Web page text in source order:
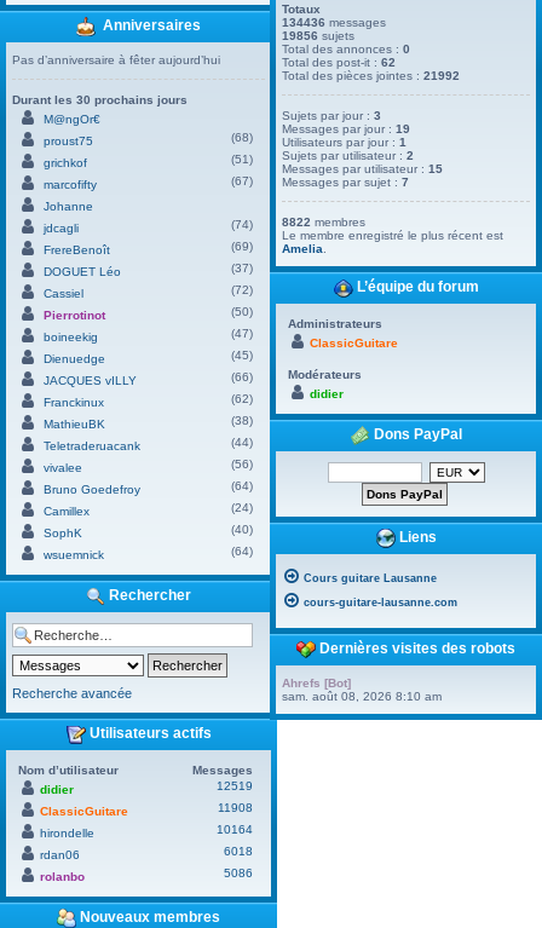
Anniversaires
Pas d’anniversaire à fêter aujourd’hui
Durant les 30 prochains jours
M@ngOr€
proust75
(68)
grichkof
(51)
marcofifty
(67)
Johanne
jdcagli
(74)
FrereBenoît
(69)
DOGUET Léo
(37)
Cassiel
(72)
Pierrotinot
(50)
boineekig
(47)
Dienuedge
(45)
JACQUES vILLY
(66)
Franckinux
(62)
MathieuBK
(38)
Teletraderuacank
(44)
vivalee
(56)
Bruno Goedefroy
(64)
Camillex
(24)
SophK
(40)
wsuemnick
(64)
Rechercher
Recherche avancée
Utilisateurs actifs
Nom d’utilisateur
Messages
didier
12519
ClassicGuitare
11908
hirondelle
10164
rdan06
6018
rolanbo
5086
Nouveaux membres
Totaux
134436 messages
19856 sujets
Total des annonces :0
Total des post-it :62
Total des pièces jointes :21992
Sujets par jour :3
Messages par jour :19
Utilisateurs par jour :1
Sujets par utilisateur :2
Messages par utilisateur :15
Messages par sujet :7
8822 membres
Le membre enregistré le plus récent est
Amelia
L’équipe du forum
Administrateurs
ClassicGuitare
Modérateurs
didier
Dons PayPal
Liens
Cours guitare Lausanne
cours-guitare-lausanne.com
Dernières visites des robots
Ahrefs [Bot]
sam. août 08, 2026 8:10 am